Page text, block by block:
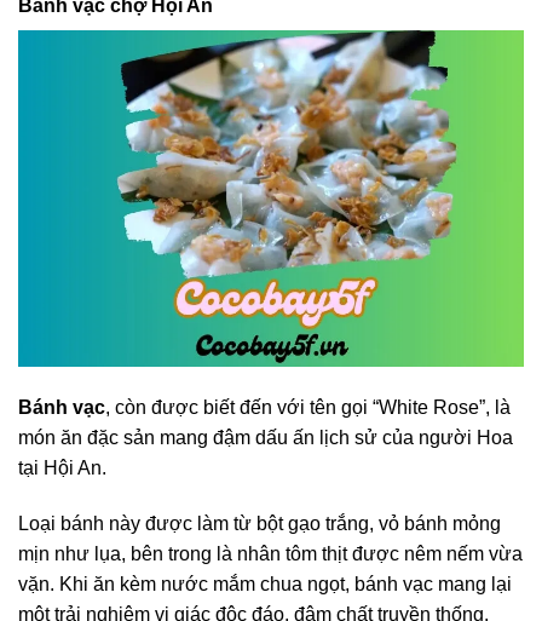
Bánh vạc chợ Hội An
Bánh vạc, còn được biết đến với tên gọi “White Rose”, là
món ăn đặc sản mang đậm dấu ấn lịch sử của người Hoa
tại Hội An.
Loại bánh này được làm từ bột gạo trắng, vỏ bánh mỏng
mịn như lụa, bên trong là nhân tôm thịt được nêm nếm vừa
vặn. Khi ăn kèm nước mắm chua ngọt, bánh vạc mang lại
một trải nghiệm vị giác độc đáo, đậm chất truyền thống.